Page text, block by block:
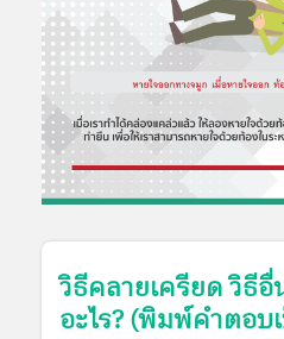
วิธีคลายเครียด วิธี
อะไร? (พิมพ์คำตอบ